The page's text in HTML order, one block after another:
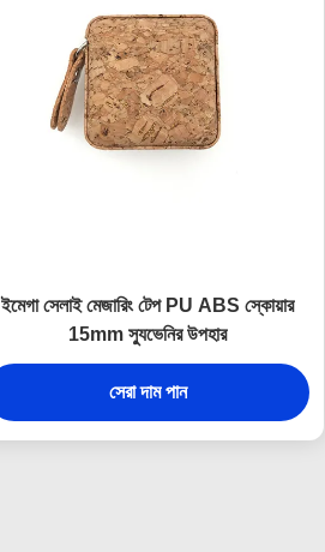
ইমেগা সেলাই মেজারিং টেপ PU ABS স্কোয়ার
15mm স্যুভেনির উপহার
সেরা দাম পান